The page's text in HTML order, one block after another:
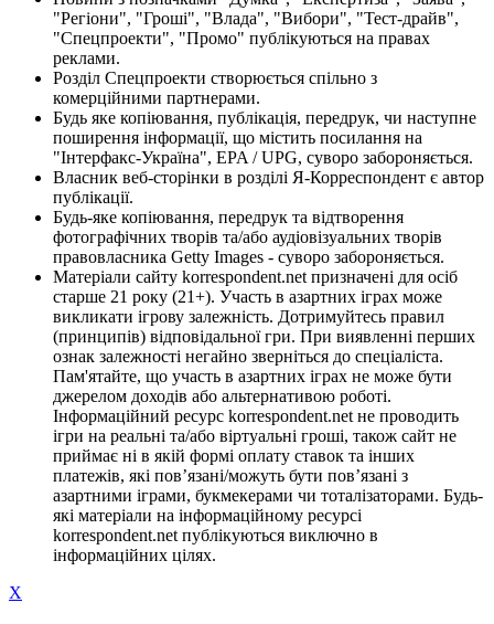
"Регіони", "Гроші", "Влада", "Вибори", "Тест-драйв",
"Спецпроекти", "Промо" публікуються на правах
реклами.
Розділ Спецпроекти створюється спільно з
комерційними партнерами.
Будь яке копіювання, публікація, передрук, чи наступне
поширення інформації, що містить посилання на
"Інтерфакс-Україна", EPA / UPG, суворо забороняється.
Власник веб-сторінки в розділі Я-Корреспондент є автор
публікації.
Будь-яке копіювання, передрук та відтворення
фотографічних творів та/або аудіовізуальних творів
правовласника Getty Images - суворо забороняється.
Матеріали сайту korrespondent.net призначені для осіб
старше 21 року (21+). Участь в азартних іграх може
викликати ігрову залежність. Дотримуйтесь правил
(принципів) відповідальної гри. При виявленні перших
ознак залежності негайно зверніться до спеціаліста.
Пам'ятайте, що участь в азартних іграх не може бути
джерелом доходів або альтернативою роботі.
Інформаційний ресурс korrespondent.net не проводить
ігри на реальні та/або віртуальні гроші, також сайт не
приймає ні в якій формі оплату ставок та інших
платежів, які пов’язані/можуть бути пов’язані з
азартними іграми, букмекерами чи тоталізаторами. Будь-
які матеріали на інформаційному ресурсі
korrespondent.net публікуються виключно в
інформаційних цілях.
X